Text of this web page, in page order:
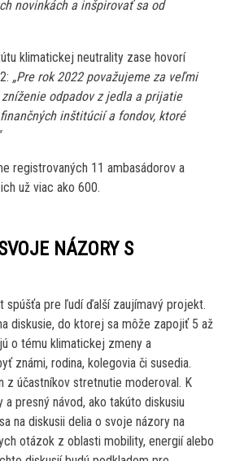
novinkách a inšpirovať sa od
klimatickej neutrality zase hovorí
„Pre rok 2022 považujeme za veľmi
odpadov z jedla a prijatie
inštitúcií a fondov, ktoré
registrovaných 11 ambasádorov a
už viac ako 600.
NÁZORY S
spúšťa pre ľudí ďalší zaujímavý projekt.
diskusie, do ktorej sa môže zapojiť 5 až
o tému klimatickej zmeny a
známi, rodina, kolegovia či susedia.
z účastníkov stretnutie moderoval. K
presný návod, ako takúto diskusiu
na diskusii delia o svoje názory na
otázok z oblasti mobility, energií alebo